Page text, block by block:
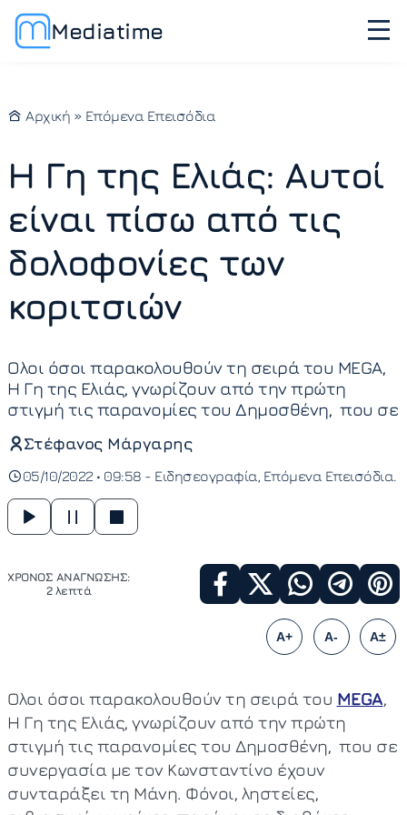
Mediatime
Αρχική » Επόμενα Επεισόδια
Η Γη της Ελιάς: Αυτοί
είναι πίσω από τις
δολοφονίες των
κοριτσιών
Ολοι όσοι παρακολουθούν τη σειρά του MEGA,
Η Γη της Ελιάς, γνωρίζουν από την πρώτη
στιγμή τις παρανομίες του Δημοσθένη, που σε
Στέφανος Μάργαρης
05/10/2022 • 09:58 - Ειδησεογραφία Επόμενα Επεισόδια
ΧΡΟΝΟΣ ΑΝΑΓΝΩΣΗΣ:
2 λεπτά
A+ A- A±
Ολοι όσοι παρακολουθούν τη σειρά του MEGA,
Η Γη της Ελιάς, γνωρίζουν από την πρώτη
στιγμή τις παρανομίες του Δημοσθένη, που σε
συνεργασία με τον Κωνσταντίνο έχουν
συνταράξει τη Μάνη. Φόνοι, ληστείες,